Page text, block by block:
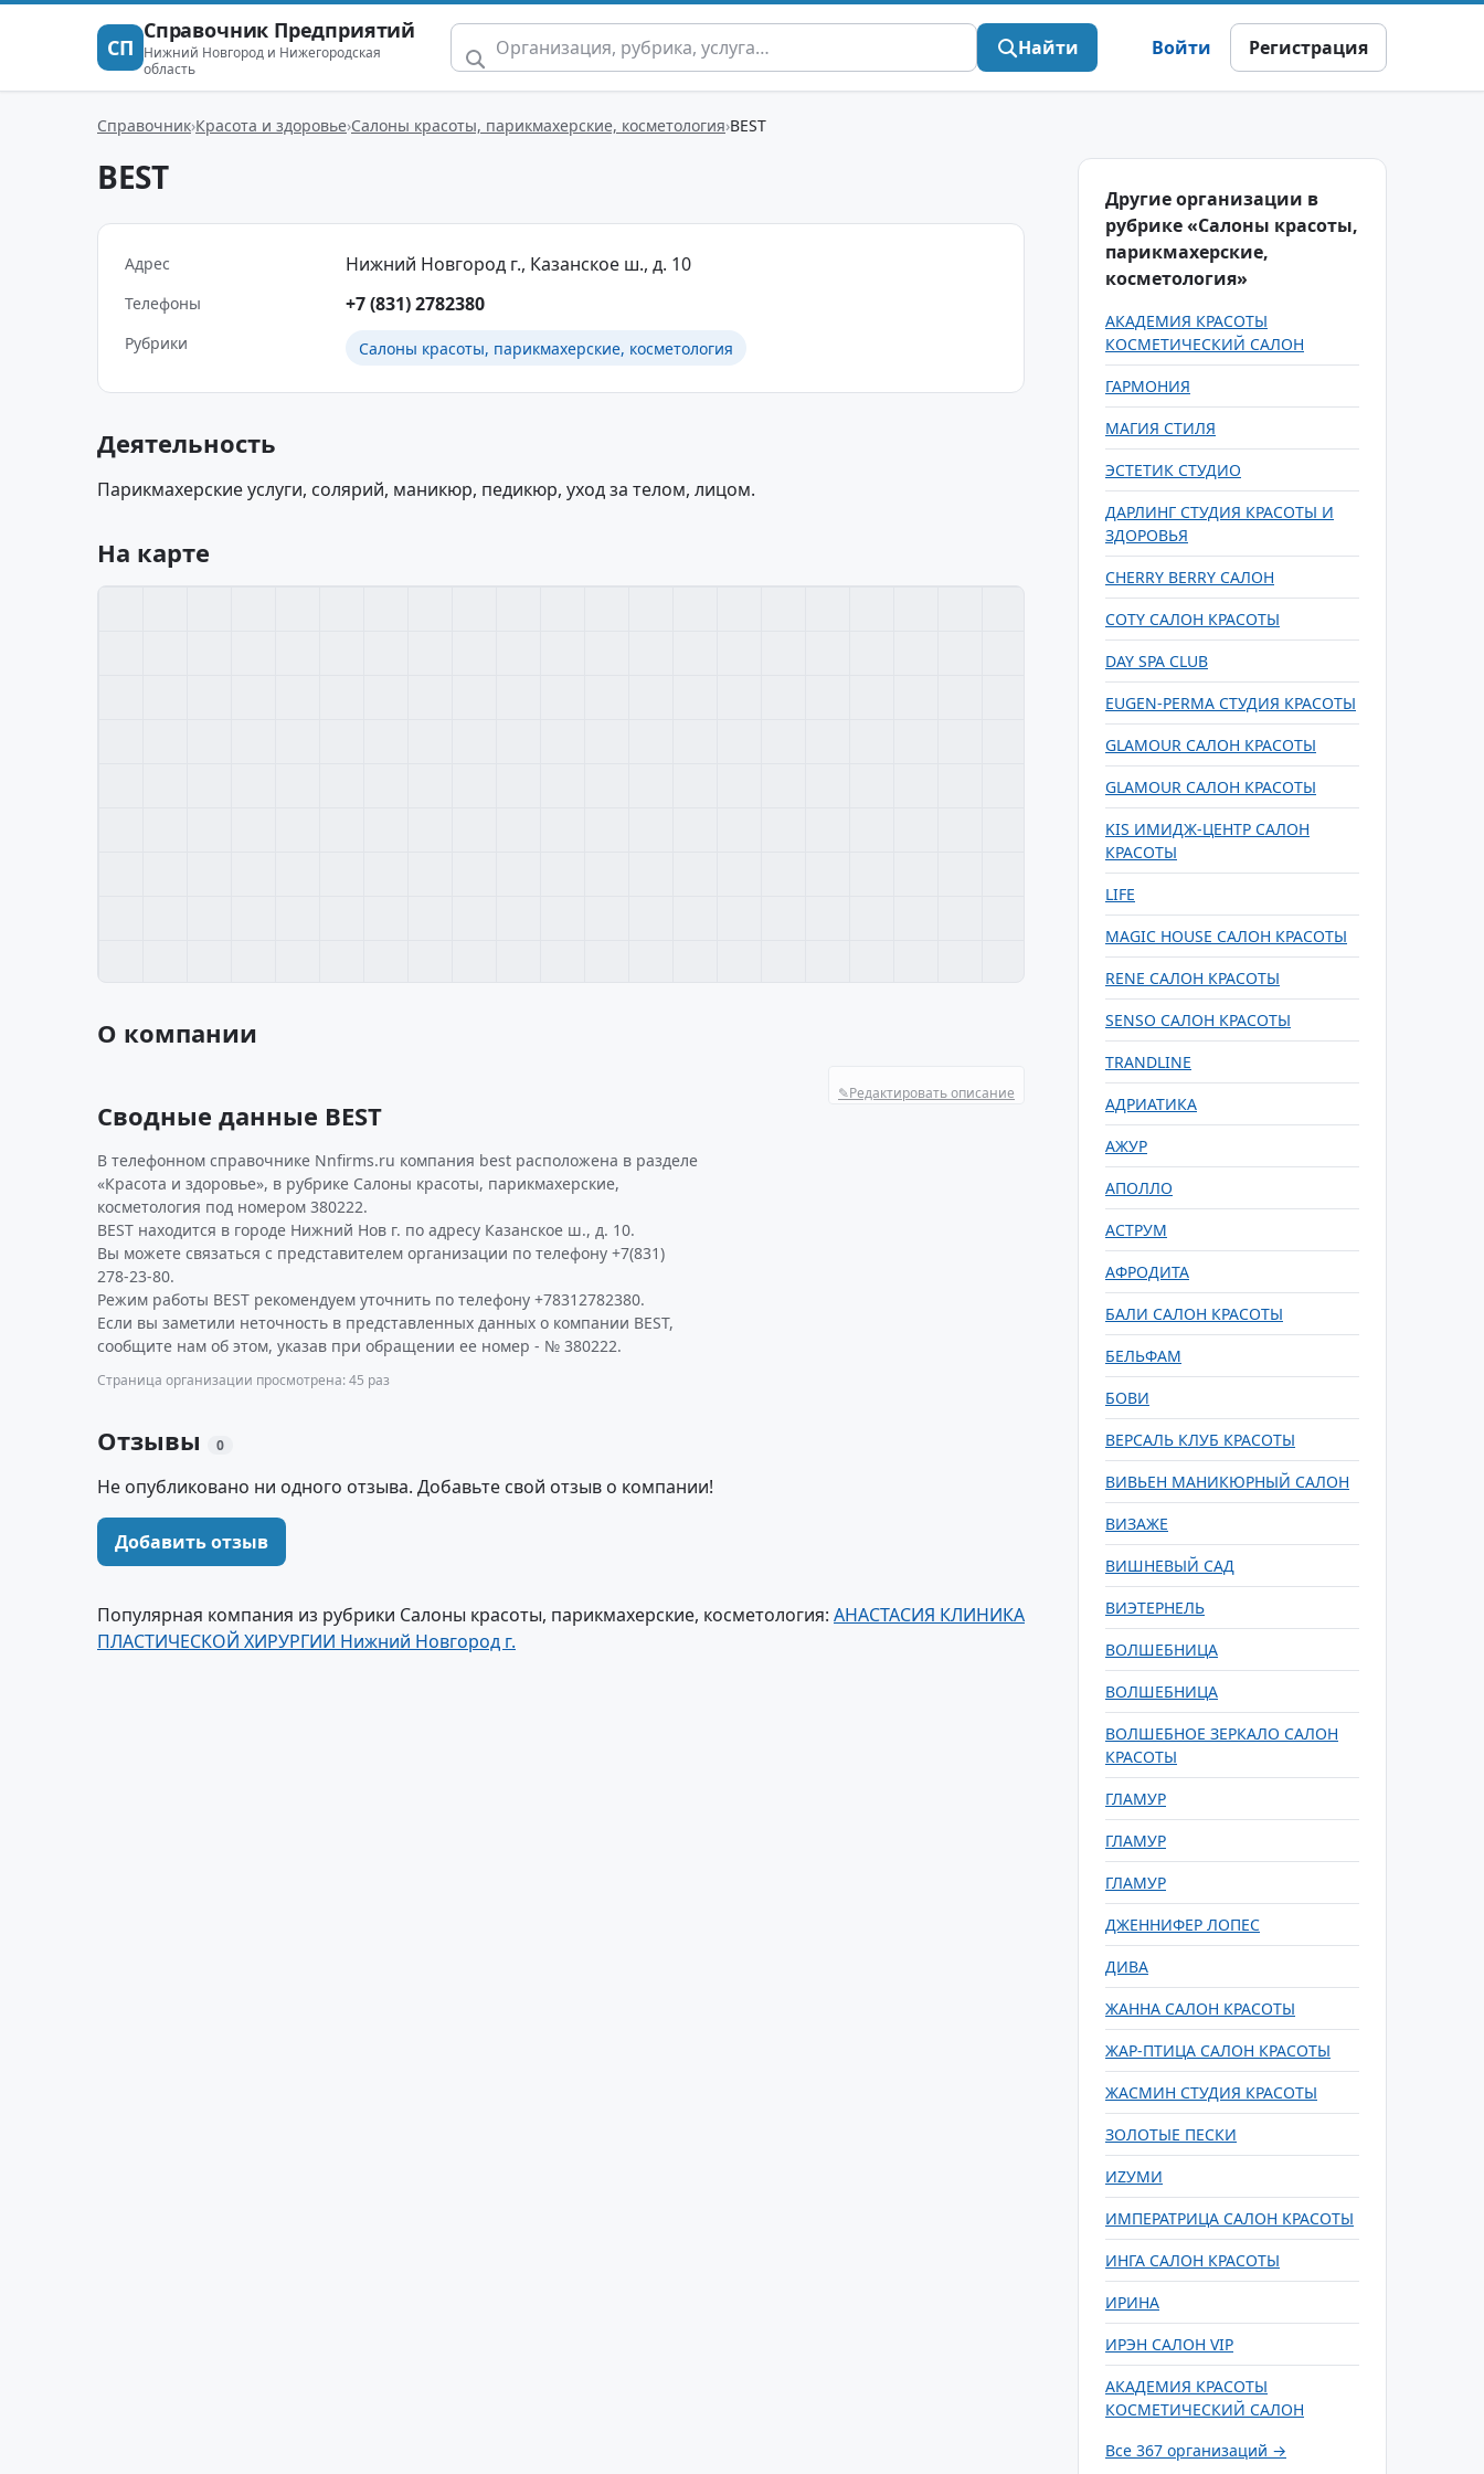
СП
Справочник Предприятий
Нижний Новгород и Нижегородская
область
Найти Войти Регистрация
Справочник Красота и здоровье Салоны красоты, парикмахерские, косметология BEST
BEST
Адрес Нижний Новгород г., Казанское ш., д. 10
Телефоны +7 (831) 2782380
Рубрики Салоны красоты, парикмахерские, косметология
Деятельность
Парикмахерские услуги, солярий, маникюр, педикюр, уход за телом, лицом.
На карте
О компании
✎Редактировать описание
Сводные данные BEST
В телефонном справочнике Nnfirms.ru компания best расположена в разделе
«Красота и здоровье», в рубрике Салоны красоты, парикмахерские,
косметология под номером 380222.
BEST находится в городе Нижний Нов г. по адресу Казанское ш., д. 10.
Вы можете связаться с представителем организации по телефону +7(831)
278-23-80.
Режим работы BEST рекомендуем уточнить по телефону +78312782380.
Если вы заметили неточность в представленных данных о компании BEST,
сообщите нам об этом, указав при обращении ее номер - № 380222.
Страница организации просмотрена: 45 раз
Отзывы 0
Не опубликовано ни одного отзыва. Добавьте свой отзыв о компании!
Добавить отзыв
Популярная компания из рубрики Салоны красоты, парикмахерские, косметология: АНАСТАСИЯ КЛИНИКА
ПЛАСТИЧЕСКОЙ ХИРУРГИИ Нижний Новгород г.
Другие организации в
рубрике «Салоны красоты,
парикмахерские,
косметология»
АКАДЕМИЯ КРАСОТЫ
КОСМЕТИЧЕСКИЙ САЛОН
ГАРМОНИЯ
МАГИЯ СТИЛЯ
ЭСТЕТИК СТУДИО
ДАРЛИНГ СТУДИЯ КРАСОТЫ И
ЗДОРОВЬЯ
CHERRY BERRY САЛОН
COTY САЛОН КРАСОТЫ
DAY SPA CLUB
EUGEN-PERMA СТУДИЯ КРАСОТЫ
GLAMOUR САЛОН КРАСОТЫ
GLAMOUR САЛОН КРАСОТЫ
KIS ИМИДЖ-ЦЕНТР САЛОН
КРАСОТЫ
LIFE
MAGIC HOUSE САЛОН КРАСОТЫ
RENE САЛОН КРАСОТЫ
SENSO САЛОН КРАСОТЫ
TRANDLINE
АДРИАТИКА
АЖУР
АПОЛЛО
АСТРУМ
АФРОДИТА
БАЛИ САЛОН КРАСОТЫ
БЕЛЬФАМ
БОВИ
ВЕРСАЛЬ КЛУБ КРАСОТЫ
ВИВЬЕН МАНИКЮРНЫЙ САЛОН
ВИЗАЖЕ
ВИШНЕВЫЙ САД
ВИЭТЕРНЕЛЬ
ВОЛШЕБНИЦА
ВОЛШЕБНИЦА
ВОЛШЕБНОЕ ЗЕРКАЛО САЛОН
КРАСОТЫ
ГЛАМУР
ГЛАМУР
ГЛАМУР
ДЖЕННИФЕР ЛОПЕС
ДИВА
ЖАННА САЛОН КРАСОТЫ
ЖАР-ПТИЦА САЛОН КРАСОТЫ
ЖАСМИН СТУДИЯ КРАСОТЫ
ЗОЛОТЫЕ ПЕСКИ
ИZУМИ
ИМПЕРАТРИЦА САЛОН КРАСОТЫ
ИНГА САЛОН КРАСОТЫ
ИРИНА
ИРЭН САЛОН VIP
АКАДЕМИЯ КРАСОТЫ
КОСМЕТИЧЕСКИЙ САЛОН
Все 367 организаций →